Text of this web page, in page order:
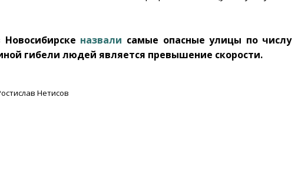
назвали самые опасные улицы по числу
гибели людей является превышение скорости.
Нетисов